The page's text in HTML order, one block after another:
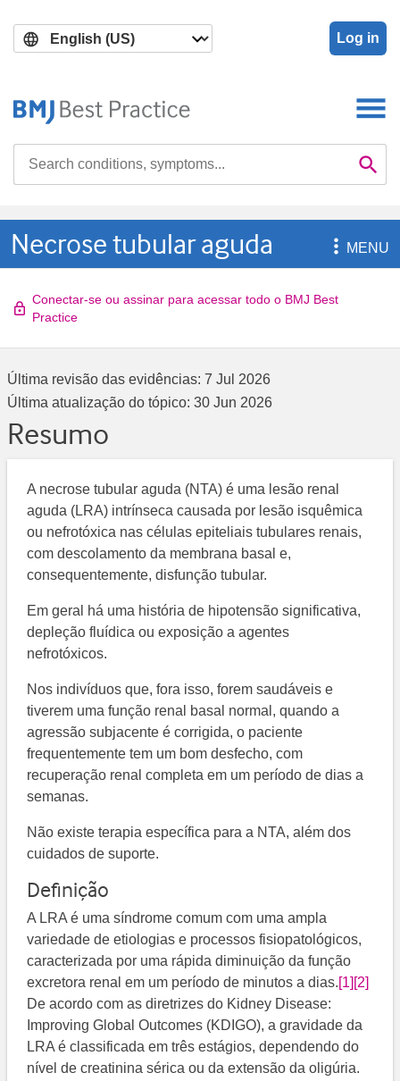
main
search
Log in

Necrose tubular aguda MENU
Conectar-se ou assinar para acessar todo o BMJ Best
Practice
Última revisão das evidências: 7 Jul 2026
Última atualização do tópico: 30 Jun 2026
Resumo
A necrose tubular aguda (NTA) é uma lesão renal
aguda (LRA) intrínseca causada por lesão isquêmica
ou nefrotóxica nas células epiteliais tubulares renais,
com descolamento da membrana basal e,
consequentemente, disfunção tubular.
Em geral há uma história de hipotensão significativa,
depleção fluídica ou exposição a agentes
nefrotóxicos.
Nos indivíduos que, fora isso, forem saudáveis e
tiverem uma função renal basal normal, quando a
agressão subjacente é corrigida, o paciente
frequentemente tem um bom desfecho, com
recuperação renal completa em um período de dias a
semanas.
Não existe terapia específica para a NTA, além dos
cuidados de suporte.
Definição
A LRA é uma síndrome comum com uma ampla
variedade de etiologias e processos fisiopatológicos,
caracterizada por uma rápida diminuição da função
excretora renal em um período de minutos a dias.[1] [2]
De acordo com as diretrizes do Kidney Disease:
Improving Global Outcomes (KDIGO), a gravidade da
LRA é classificada em três estágios, dependendo do
nível de creatinina sérica ou da extensão da oligúria.